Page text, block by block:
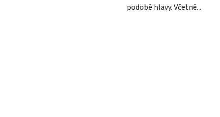
podobě hlavy. Včetně...